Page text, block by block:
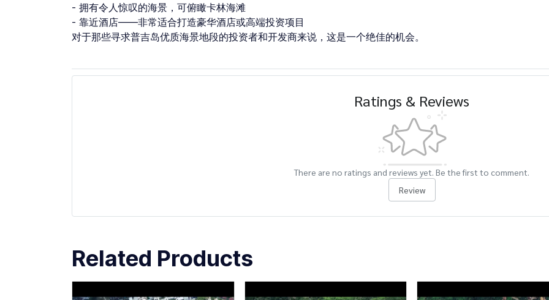
- 拥有令人惊叹的海景，可俯瞰卡林海滩
- 靠近酒店——非常适合打造豪华酒店或高端投资项目
对于那些寻求普吉岛优质海景地段的投资者和开发商来说，这是一个绝佳的机会。
Ratings & Reviews
There are no ratings and reviews yet. Be the first to comment.
Review
Related Products